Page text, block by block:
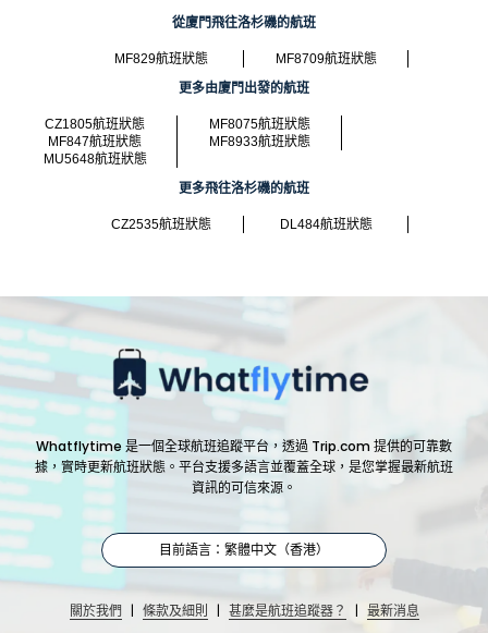
從廈門飛往洛杉磯的航班
MF829航班狀態
MF8709航班狀態
更多由廈門出發的航班
CZ1805航班狀態
MF8075航班狀態
MF847航班狀態
MF8933航班狀態
MU5648航班狀態
更多飛往洛杉磯的航班
CZ2535航班狀態 DL484航班狀態
Whatflytime 是一個全球航班追蹤平台，透過 Trip.com 提供的可靠數
據，實時更新航班狀態。平台支援多語言並覆蓋全球，是您掌握最新航班
資訊的可信來源。
目前語言：繁體中文（香港）
關於我們 | 條款及細則 | 甚麼是航班追蹤器？ | 最新消息